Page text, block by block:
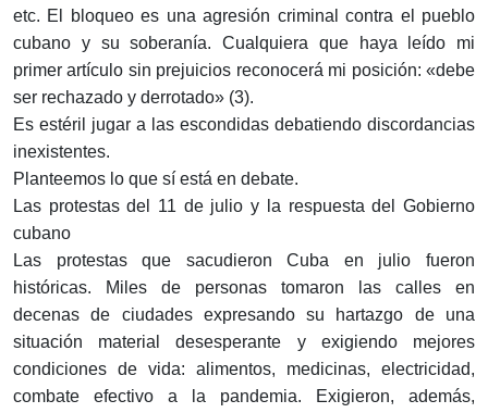
etc. El bloqueo es una agresión criminal contra el pueblo
cubano y su soberanía. Cualquiera que haya leído mi
primer artículo sin prejuicios reconocerá mi posición: «debe
ser rechazado y derrotado» (3).
Es estéril jugar a las escondidas debatiendo discordancias
inexistentes.
Planteemos lo que sí está en debate.
Las protestas del 11 de julio y la respuesta del Gobierno
cubano
Las protestas que sacudieron Cuba en julio fueron
históricas. Miles de personas tomaron las calles en
decenas de ciudades expresando su hartazgo de una
situación material desesperante y exigiendo mejores
condiciones de vida: alimentos, medicinas, electricidad,
combate efectivo a la pandemia. Exigieron, además,